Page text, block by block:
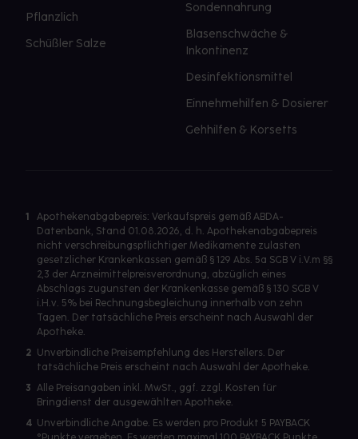
Pflanzlich
Schüßler Salze
Sondennahrung
Blasenschwäche &
Inkontinenz
Desinfektionsmittel
Einnehmehilfen & Dosierer
Gehhilfen & Korsetts
1
Apothekenabgabepreis: Verkaufspreis gemäß ABDA-
Datenbank, Stand 01.08.2026, d. h. Apothekenabgabepreis
nicht verschreibungspflichtiger Medikamente zulasten
gesetzlicher Krankenkassen gemäß § 129 Abs. 5a SGB V i.V.m §§
2,3 der Arzneimittelpreisverordnung, abzüglich eines
Abschlags zugunsten der Krankenkasse gemäß § 130 SGB V
i.H.v. 5% bei Rechnungsbegleichung innerhalb von zehn
Tagen. Der tatsächliche Preis erscheint nach Auswahl der
Apotheke.
2 Unverbindliche Preisempfehlung des Herstellers. Der
tatsächliche Preis erscheint nach Auswahl der Apotheke.
3 Alle Preisangaben inkl. MwSt., ggf. zzgl. Kosten für
Bringdienst der ausgewählten Apotheke.
4 Unverbindliche Angabe. Es werden pro Produkt 5 PAYBACK